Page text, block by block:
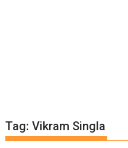
Tag:Vikram Singla